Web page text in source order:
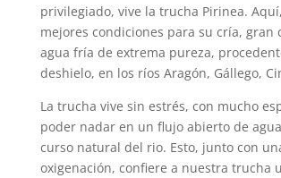
privilegiado, vive la trucha Pirinea.
mejores condiciones para su cría, gran
agua fría de extrema pureza,
deshielo, en los ríos Aragón, Gállego,
La trucha vive sin estrés, con mucho
poder nadar en un flujo abierto de
curso natural del rio. Esto, junto con
oxigenación, confiere a nuestra trucha